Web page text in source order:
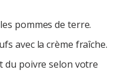
pommes de terre.
avec la crème fraîche.
du poivre selon votre